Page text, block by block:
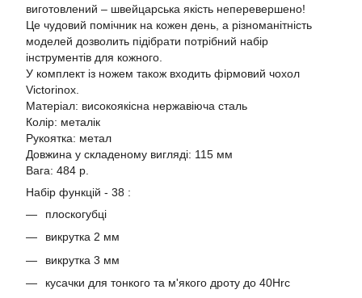
виготовлений – швейцарська якість неперевершено!
Це чудовий помічник на кожен день, а різноманітність
моделей дозволить підібрати потрібний набір
інструментів для кожного.
У комплект із ножем також входить фірмовий чохол
Victorinox.
Матеріал: високоякісна нержавіюча сталь
Колір: металік
Рукоятка: метал
Довжина у складеному вигляді: 115 мм
Вага: 484 р.
Набір функцій - 38 :
плоскогубці
викрутка 2 мм
викрутка 3 мм
кусачки для тонкого та м'якого дроту до 40Hrc